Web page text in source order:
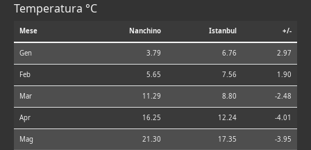
Temperatura °C
Mese Nanchino Istanbul +/-
Gen 3.79 6.76 2.97
Feb 5.65 7.56 1.90
Mar 11.29 8.80 -2.48
Apr 16.25 12.24 -4.01
Mag 21.30 17.35 -3.95